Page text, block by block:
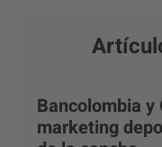
Bancolombia y
marketing